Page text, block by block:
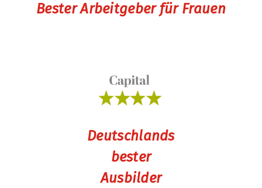
Bester Arbeitgeber für Frauen
Deutschlands
bester
Ausbilder